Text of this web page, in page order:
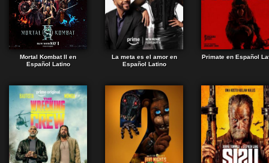
Mortal Kombat II en
Español Latino
La meta es el amor en
Español Latino
Primate en Español